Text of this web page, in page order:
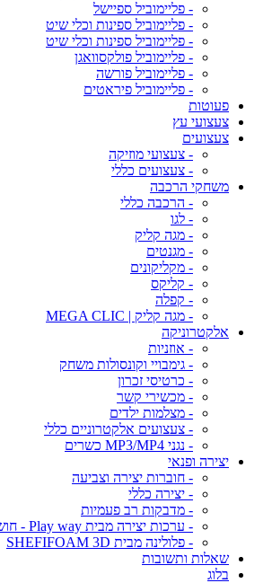
- פליימוביל ספיישל
- פליימוביל ספינות וכלי שיט
- פליימוביל ספינות וכלי שיט
- פליימוביל פולקסוואגן
- פליימוביל פורשה
- פליימוביל פיראטים
פעוטות
צעצועי עץ
צעצועים
- צעצועי מוזיקה
- צעצועים כללי
משחקי הרכבה
- הרכבה כללי
- לגו
- מגה קליק
- מגנטים
- מקליקונים
- קליקס
- קפלה
- מגה קליק | MEGA CLIC
אלקטרוניקה
- אוזניות
- גימבויי וקונסולות משחק
- כרטיסי זכרון
- מכשירי קשר
- מצלמות ילדים
- צעצועים אלקטרוניים כללי
- נגני MP3/MP4 כשרים
יצירה ופנאי
- חוברות יצירה וצביעה
- יצירה כללי
- מדבקות רב פעמיות
- ערכות יצירה מבית Play way - חושבים יצירה
- פלולינה מבית SHEFIFOAM 3D
שאלות ותשובות
בלוג